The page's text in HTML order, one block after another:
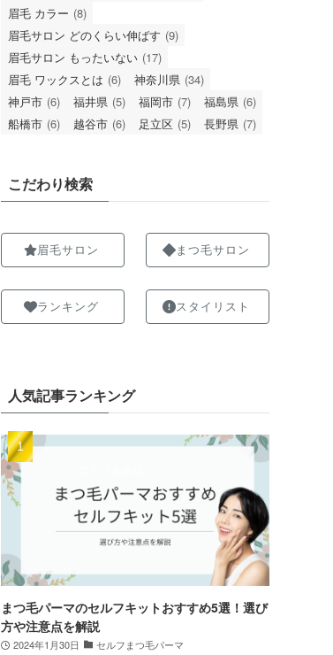
眉毛 カラー (8)
眉毛サロン どのくらい伸ばす (9)
眉毛サロン もったいない (17)
眉毛 ワックスとは (6) 神奈川県 (34)
神戸市 (6) 福井県 (5) 福岡市 (7) 福島県 (6)
船橋市 (6) 越谷市 (6) 足立区 (5) 長野県 (7)
こだわり検索
眉毛サロン
ランキング
まつ毛サロン
スタイリスト
人気記事ランキング
まつ毛パーマのセルフキットおすすめ5選！選び
方や注意点を解説
2024年1月30日 セルフまつ毛パーマ